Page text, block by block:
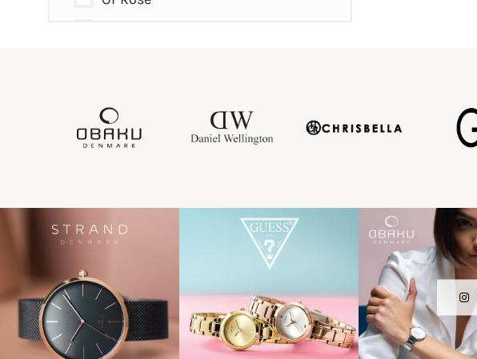
Argent - Doré
Marbré
Titane
Pailleté
Marron - Or Rosé